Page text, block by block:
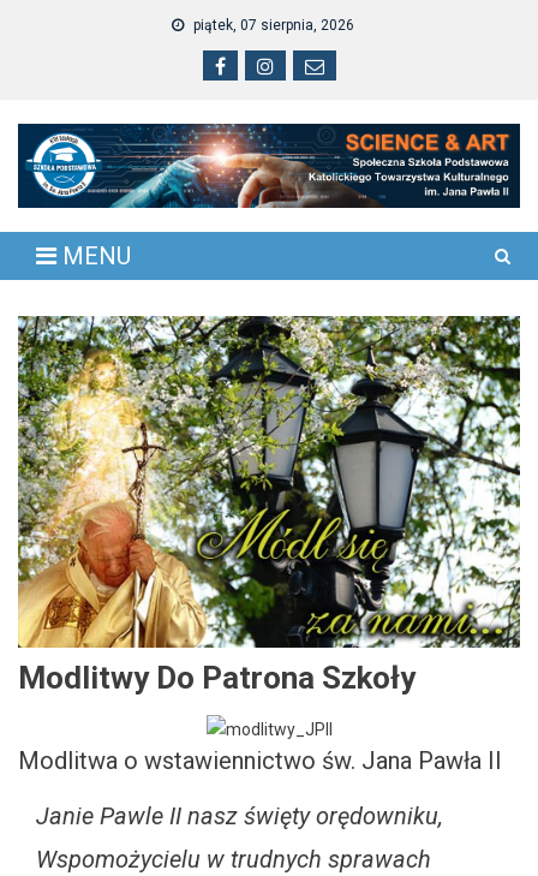
piątek, 07 sierpnia, 2026
MENU
Modlitwy Do Patrona Szkoły
Modlitwa o wstawiennictwo św. Jana Pawła II
Janie Pawle II nasz święty orędowniku,
Wspomożycielu w trudnych sprawach